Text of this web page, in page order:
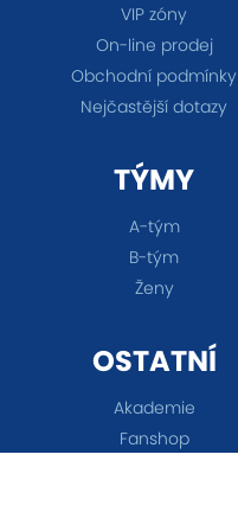
VIP zóny
On-line prodej
Obchodní podmínky
Nejčastější dotazy
TÝMY
A-tým
B-tým
Ženy
OSTATNÍ
Akademie
Fanshop